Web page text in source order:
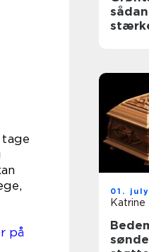
på
01.
Katrine